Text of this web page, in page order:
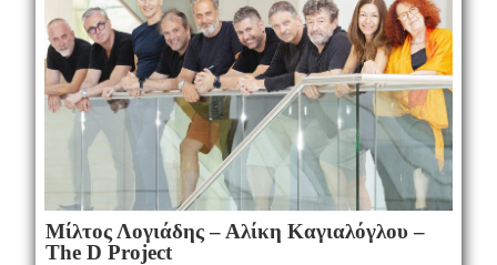
Μίλτος Λογιάδης – Αλίκη Καγιαλόγλου –
The D Project